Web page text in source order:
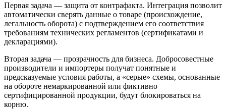
Первая задача — защита от контрафакта. Интеграция позволит
автоматически сверять данные о товаре (происхождение,
легальность оборота) с подтверждением его соответствия
требованиям технических регламентов (сертификатами и
декларациями).
Вторая задача — прозрачность для бизнеса. Добросовестные
производители и импортеры получат понятные и
предсказуемые условия работы, а «серые» схемы, основанные
на обороте немаркированной или фиктивно
сертифицированной продукции, будут блокироваться на
корню.